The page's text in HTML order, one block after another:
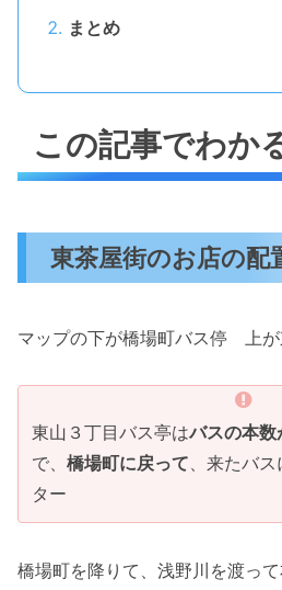
まとめ
この記事でわか
東茶屋街のお店の配
マップの下が橋場町バス停 上
東山３丁目バス亭はバスの本数
で、 橋場町に戻って、来たバ
ター
橋場町を降りて、浅野川を渡って